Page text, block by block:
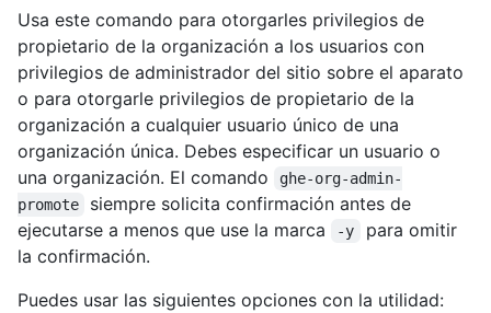
Usa este comando para otorgarles privilegios de
propietario de la organización a los usuarios con
privilegios de administrador del sitio sobre el aparato
o para otorgarle privilegios de propietario de la
organización a cualquier usuario único de una
organización única. Debes especificar un usuario o
una organización. El comando
ghe-org-admin-
promote
siempre solicita confirmación antes de
ejecutarse a menos que use la marca
-y
para omitir
la confirmación.
Puedes usar las siguientes opciones con la utilidad: